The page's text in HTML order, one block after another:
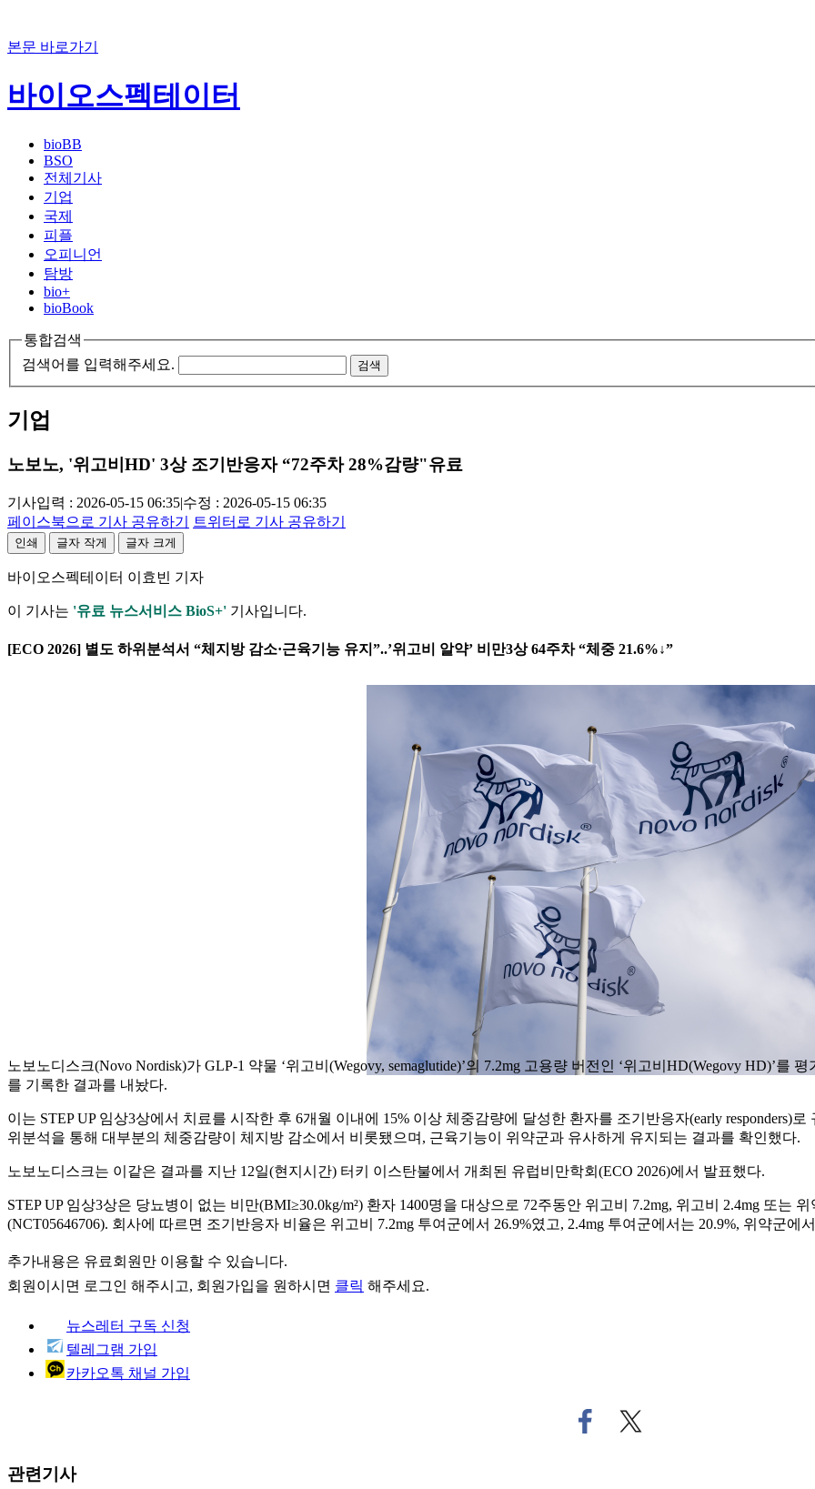
본문 바로가기
바이오스펙테이터
bioBB
BSO
전체기사
기업
국제
피플
오피니언
탐방
bio+
bioBook
통합검색
검색어를 입력해주세요.
검색
기업
노보노, '위고비HD' 3상 조기반응자 “72주차 28%감량"유료
기사입력 : 2026-05-15 06:35|수정 : 2026-05-15 06:35
페이스북으로 기사 공유하기
트위터로 기사 공유하기
인쇄 글자 작게 글자 크게
바이오스펙테이터 이효빈 기자
이 기사는 '유료 뉴스서비스 BioS+' 기사입니다.
[ECO 2026] 별도 하위분석서 “체지방 감소·근육기능 유지”..’위고비 알약’ 비만3상 64주차 “체중 21.6%↓”
노보노디스크(Novo Nordisk)가 GLP-1 약물 ‘위고비(Wegovy, semaglutide)’의 7.2mg 고용량 버전인 ‘위고비HD(Wegovy HD)’를
를 기록한 결과를 내놨다.
이는 STEP UP 임상3상에서 치료를 시작한 후 6개월 이내에 15% 이상 체중감량에 달성한 환자를 조기반응자(early responders)
위분석을 통해 대부분의 체중감량이 체지방 감소에서 비롯됐으며, 근육기능이 위약군과 유사하게 유지되는 결과를 확인했다.
노보노디스크는 이같은 결과를 지난 12일(현지시간) 터키 이스탄불에서 개최된 유럽비만학회(ECO 2026)에서 발표했다.
STEP UP 임상3상은 당뇨병이 없는 비만(BMI≥30.0kg/m²) 환자 1400명을 대상으로 72주동안 위고비 7.2mg, 위고비 2.4mg 또는
(NCT05646706). 회사에 따르면 조기반응자 비율은 위고비 7.2mg 투여군에서 26.9%였고, 2.4mg 투여군에서는 20.9%, 위약군에
추가내용은 유료회원만 이용할 수 있습니다.
회원이시면 로그인 해주시고, 회원가입을 원하시면 클릭 해주세요.
뉴스레터 구독 신청
텔레그램 가입
카카오톡 채널 가입
페
이
트
위
관련기사